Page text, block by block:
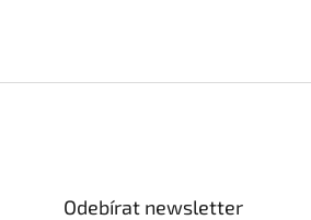
Odebírat newsletter